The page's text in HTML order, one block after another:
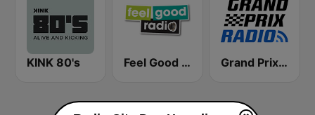
KINK 80's Feel Good Radio Grand Prix Radio BE